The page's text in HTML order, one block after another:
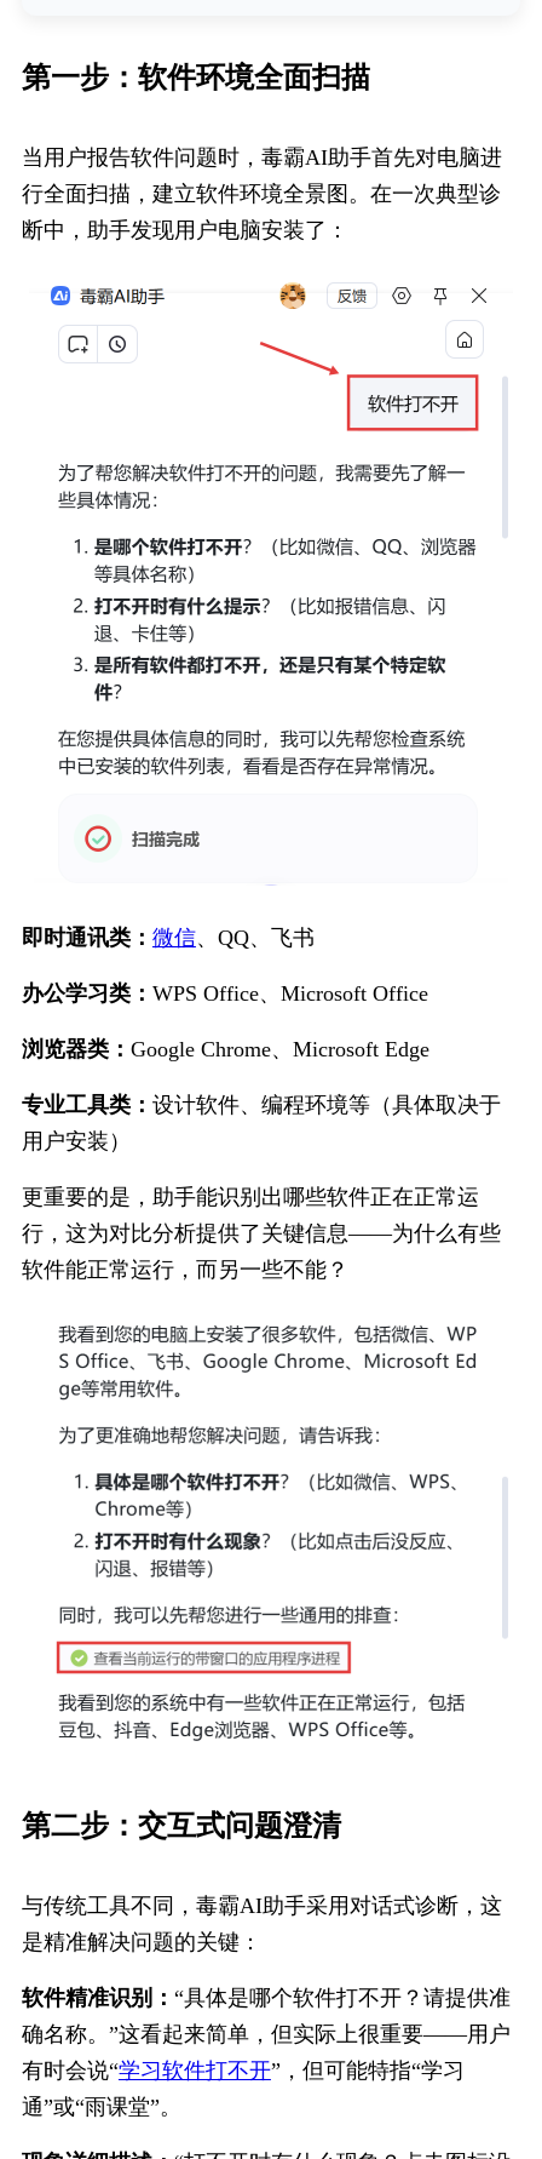
第一步：软件环境全面扫描
当用户报告软件问题时，毒霸AI助手首先对电脑进
行全面扫描，建立软件环境全景图。在一次典型诊
断中，助手发现用户电脑安装了：
即时通讯类： 微信、QQ、飞书
办公学习类： WPS Office、Microsoft Office
浏览器类： Google Chrome、Microsoft Edge
专业工具类： 设计软件、编程环境等（具体取决于
用户安装）
更重要的是，助手能识别出哪些软件正在正常运
行，这为对比分析提供了关键信息——为什么有些
软件能正常运行，而另一些不能？
第二步：交互式问题澄清
与传统工具不同，毒霸AI助手采用对话式诊断，这
是精准解决问题的关键：
软件精准识别： “具体是哪个软件打不开？请提供准
确名称。”这看起来简单，但实际上很重要——用户
有时会说“学习软件打不开”，但可能特指“学习
通”或“雨课堂”。